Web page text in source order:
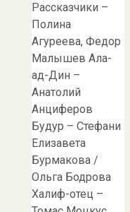
Рассказчики –
Полина
Агуреева, Федор
Малышев Ала-
ад-Дин –
Анатолий
Анциферов
Будур – Стефани
Елизавета
Бурмакова /
Ольга Бодрова
Халиф-отец –